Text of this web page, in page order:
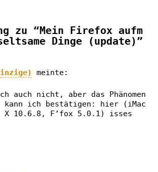
zu “Mein Firefox aufm
Dinge (update)”
meinte:
auch nicht, aber das Phänomen
kann ich bestätigen: hier (iMac
X 10.6.8, F’fox 5.0.1) isses